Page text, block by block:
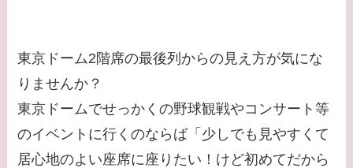
東京ドーム2階席の最後列からの見え方が気にな
りませんか？
東京ドームでせっかくの野球観戦やコンサート等
のイベントに行くのならば「少しでも見やすくて
居心地のよい座席に座りたい！けど初めてだから